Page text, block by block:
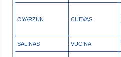
OYARZUN CUEVAS
SALINAS VUCINA